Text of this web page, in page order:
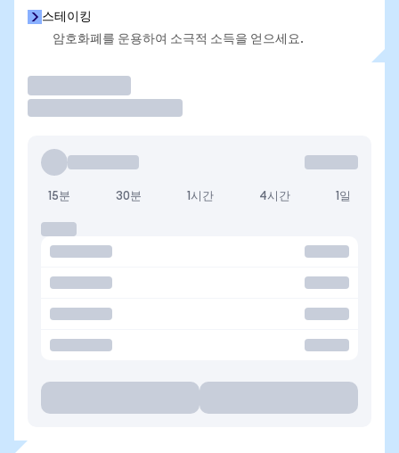
스테이킹
암호화폐를 운용하여 소극적 소득을 얻으세요.
15분 30분 1시간 4시간 1일